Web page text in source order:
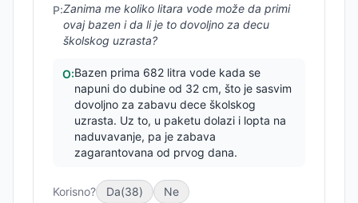
P:Zanima me koliko litara vode može da primi
ovaj bazen i da li je to dovoljno za decu
školskog uzrasta?
O:Bazen prima 682 litra vode kada se
napuni do dubine od 32 cm, što je sasvim
dovoljno za zabavu dece školskog
uzrasta. Uz to, u paketu dolazi i lopta na
naduvavanje, pa je zabava
zagarantovana od prvog dana.
Korisno? Da(38) Ne